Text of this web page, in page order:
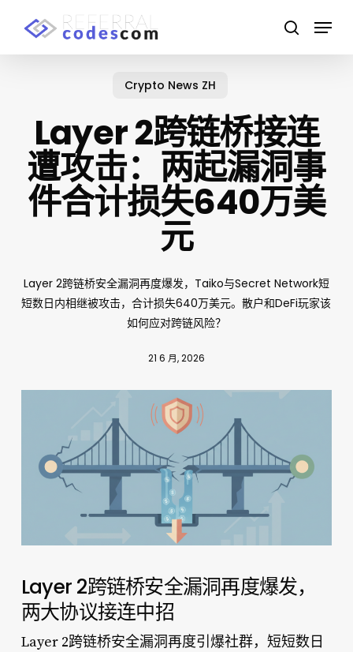
search
Menu
Crypto News ZH
Layer 2跨链桥接连
遭攻击：两起漏洞事
件合计损失640万美
元
Layer 2跨链桥安全漏洞再度爆发，Taiko与Secret Network短
短数日内相继被攻击，合计损失640万美元。散户和DeFi玩家该
如何应对跨链风险？
21 6 月, 2026
Layer 2跨链桥安全漏洞再度爆发，
两大协议接连中招
Layer 2跨链桥安全漏洞再度引爆社群，短短数日